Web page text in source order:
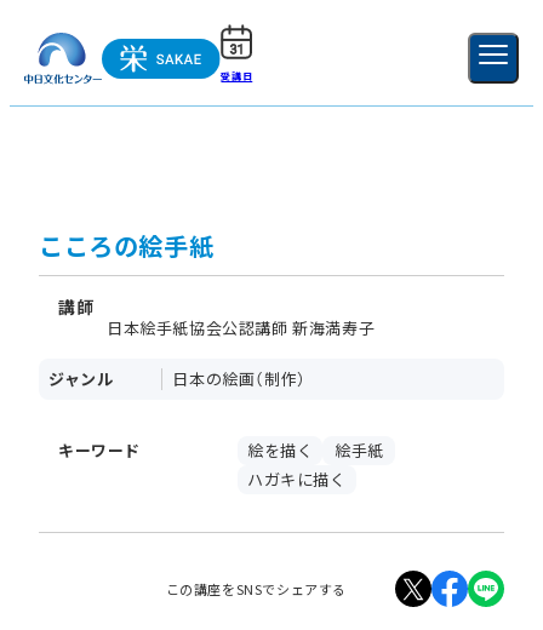
受講日 新規登録
こころの絵手紙
講師
日本絵手紙協会公認講師 新海満寿子
ジャンル 日本の絵画（制作）
キーワード 絵を描く
絵手紙
ハガキに描く
この講座をSNSでシェアする